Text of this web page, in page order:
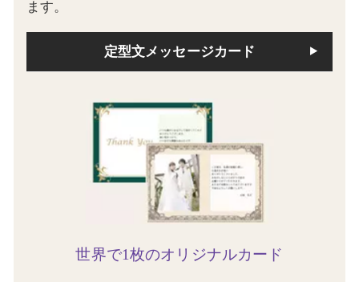
ます。
定型文メッセージカード
世界で1枚のオリジナルカード